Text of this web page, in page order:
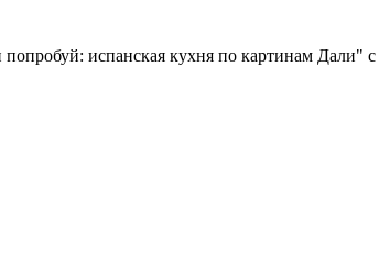
испанская кухня по картинам Дали" с